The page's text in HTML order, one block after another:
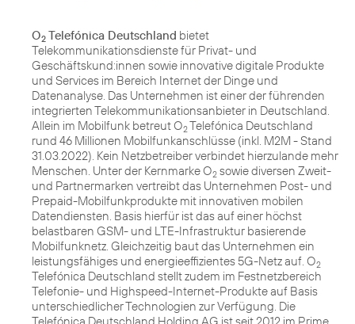
O2 Telefónica Deutschland bietet
Telekommunikationsdienste für Privat- und
Geschäftskund:innen sowie innovative digitale Produkte
und Services im Bereich Internet der Dinge und
Datenanalyse. Das Unternehmen ist einer der führenden
integrierten Telekommunikationsanbieter in Deutschland.
Allein im Mobilfunk betreut O2Telefónica Deutschland
rund 46 Millionen Mobilfunkanschlüsse (inkl. M2M - Stand
31.03.2022). Kein Netzbetreiber verbindet hierzulande mehr
Menschen. Unter der Kernmarke O2 sowie diversen Zweit-
und Partnermarken vertreibt das Unternehmen Post- und
Prepaid-Mobilfunkprodukte mit innovativen mobilen
Datendiensten. Basis hierfür ist das auf einer höchst
belastbaren GSM- und LTE-Infrastruktur basierende
Mobilfunknetz. Gleichzeitig baut das Unternehmen ein
leistungsfähiges und energieeffizientes 5G-Netz auf. O2
Telefónica Deutschland stellt zudem im Festnetzbereich
Telefonie- und Highspeed-Internet-Produkte auf Basis
unterschiedlicher Technologien zur Verfügung. Die